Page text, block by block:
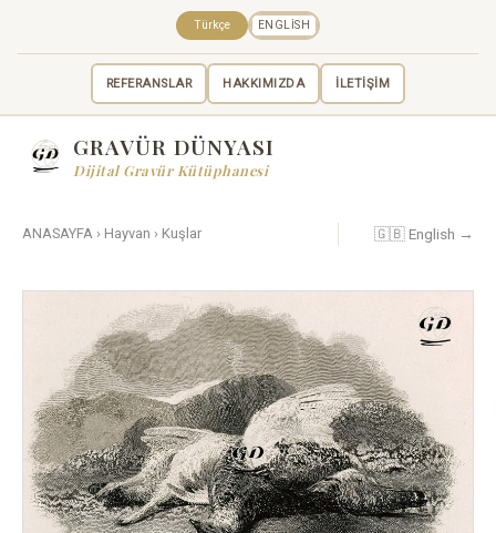
REFERANSLAR HAKKIMIZDA İLETİŞİM
Türkçe ENGLISH
GRAVÜR DÜNYASI
Dijital Gravür Kütüphanesi
ANASAYFA › Hayvan › Kuşlar 🇬🇧 English →